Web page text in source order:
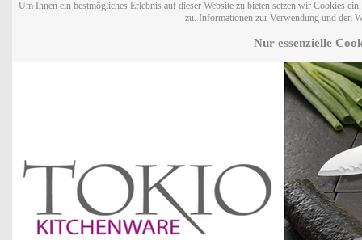
Um Ihnen ein bestmögliches Erlebnis auf dieser Website zu bieten setzen wir Cookies
zu. Informationen zur Verwendung und den
Nur essenzielle